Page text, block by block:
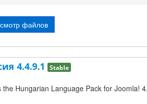
файлов
4.4.9.1 Stable
the Hungarian Language Pack for Joomla!